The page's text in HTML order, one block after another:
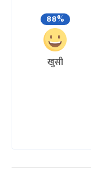
88%
खुसी